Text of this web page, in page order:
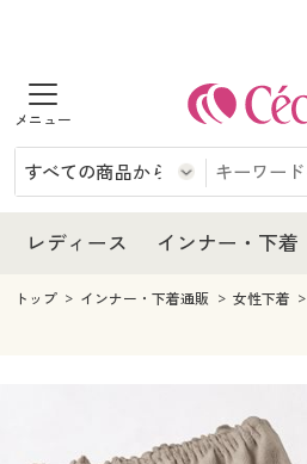
商品を探す
レディース
レディースファッション
インナー・下着
インナー・下着通販すべて
メンズ
寝具・インテリア・家具
レディース インナー・下着
レディース
レディース通販すべて
レディースファッション
インナー・下着
インナー・下着通販すべて
メンズ
寝具・インテリア・家具通販すべて
トップ インナー・下着通販 女性下着